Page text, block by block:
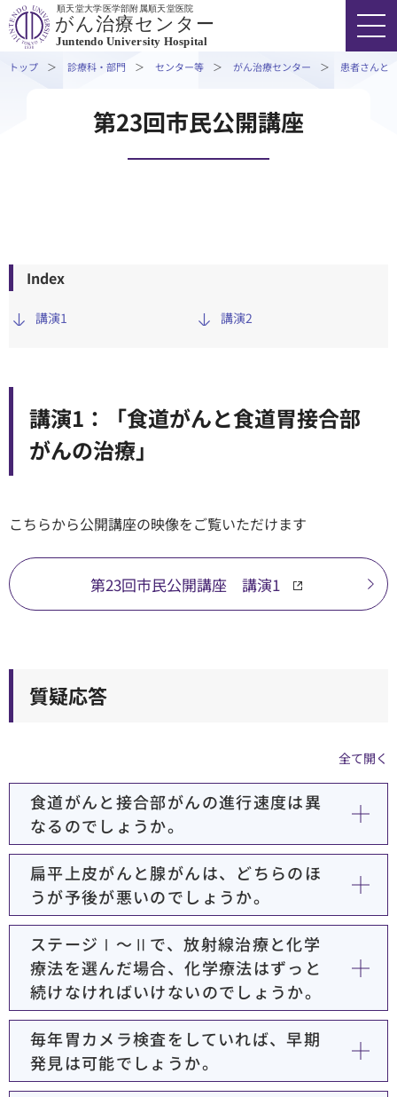
順天堂大学医学部附属順天堂医院
がん治療センター
Juntendo University Hospital
トップ 診療科・部門 センター等 がん治療センター 患者さんと
第23回市民公開講座
Index
講演1 講演2
講演1：「食道がんと食道胃接合部
がんの治療」
こちらから公開講座の映像をご覧いただけます
第23回市民公開講座 講演1
質疑応答
全て開く
食道がんと接合部がんの進行速度は異
なるのでしょうか。
扁平上皮がんと腺がんは、どちらのほ
うが予後が悪いのでしょうか。
ステージⅠ～Ⅱで、放射線治療と化学
療法を選んだ場合、化学療法はずっと
続けなければいけないのでしょうか。
毎年胃カメラ検査をしていれば、早期
発見は可能でしょうか。
患者さんとご家族を支援するプログラム
ニューズレター
院内がん登録（診療録管理室提供）
お問い合わせ
FONT SIZE COLOR
03-3813-3111
入院・ご面会の方
診療科・部門
順天堂医院について
臨床研究・治験